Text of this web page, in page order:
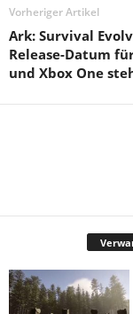
Vorheriger Artikel
Ark: Survival
Release-Datum für
und Xbox One